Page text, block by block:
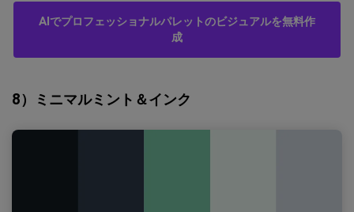
AIでプロフェッショナルパレットのビジュアルを無料作
成
8）ミニマルミント＆インク